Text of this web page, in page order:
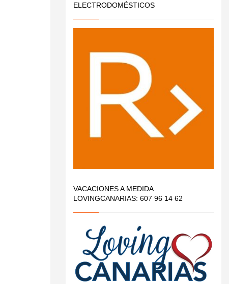
ELECTRODOMÉSTICOS
VACACIONES A MEDIDA
LOVINGCANARIAS: 607 96 14 62